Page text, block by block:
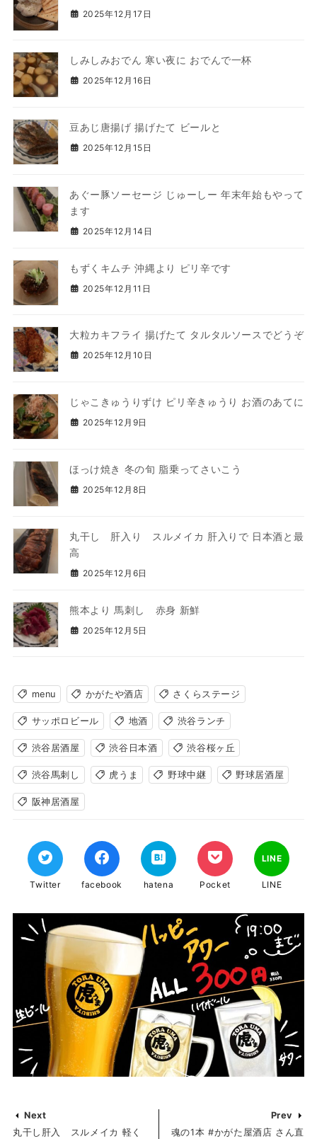
2025年12月17日
しみしみおでん 寒い夜に おでんで一杯
2025年12月16日
豆あじ唐揚げ 揚げたて ビールと
2025年12月15日
あぐー豚ソーセージ じゅーしー 年末年始もやって
ます
2025年12月14日
もずくキムチ 沖縄より ピリ辛です
2025年12月11日
大粒カキフライ 揚げたて タルタルソースでどうぞ
2025年12月10日
じゃこきゅうりずけ ピリ辛きゅうり お酒のあてに
2025年12月9日
ほっけ焼き 冬の旬 脂乗ってさいこう
2025年12月8日
丸干し 肝入り スルメイカ 肝入りで 日本酒と最
高
2025年12月6日
熊本より 馬刺し 赤身 新鮮
2025年12月5日
menu かがたや酒店 さくらステージ
サッポロビール 地酒 渋谷ランチ
渋谷居酒屋 渋谷日本酒 渋谷桜ヶ丘
渋谷馬刺し 虎うま 野球中継 野球居酒屋
阪神居酒屋
Twitter facebook hatena Pocket
LINE
LINE
Next
丸干し肝入 スルメイカ 軽く
Prev
魂の1本 #かがた屋酒店 さん直